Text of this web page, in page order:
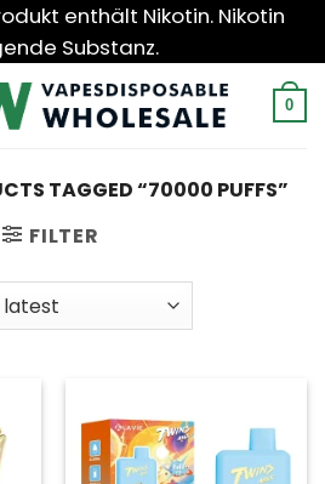
enthält Nikotin. Nikotin
Substanz.
0
TAGGED “70000 PUFFS”
FILTER